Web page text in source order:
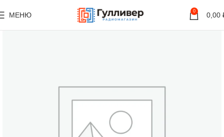
МЕНЮ 0 0,00